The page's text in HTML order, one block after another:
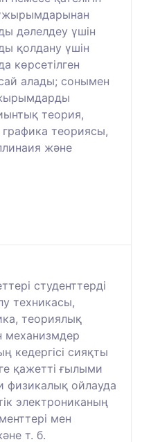
дәлелдеу үшін
қолдану үшін
көрсетілген
алады; сонымен
теория,
теориясы,
және
студенттерді
техникасы,
теориялық
механизмдер
кедергісі сияқты
қажетті ғылыми
физикалық ойлауда
электрониканың
мен
т. б.